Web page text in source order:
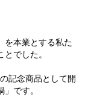
を本業とする私た
とでした。
記念商品として開
です。